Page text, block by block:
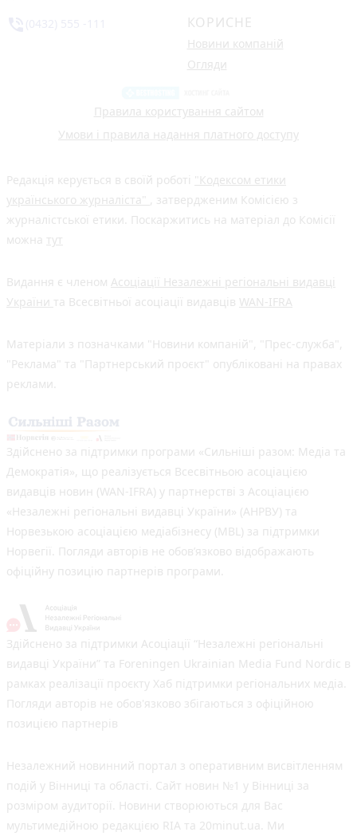
КОРИСНЕ
Новини компаній
Огляди
Правила користування сайтом
Умови і правила надання платного доступу
Редакція керується в своїй роботі "Кодексом етики
українського журналіста" , затвердженим Комісією з
журналістської етики. Поскаржитись на матеріал до Комісії
можна тут
Видання є членом Асоціації Незалежні регіональні видавці
України та Всесвітньої асоціації видавців WAN-IFRA
Матеріали з позначками "Новини компаній", "Прес-служба",
"Реклама" та "Партнерський проєкт" опубліковані на правах
реклами.
Здійснено за підтримки програми «Сильніші разом: Медіа та
Демократія», що реалізується Всесвітньою асоціацією
видавців новин (WAN-IFRA) у партнерстві з Асоціацією
«Незалежні регіональні видавці України» (АНРВУ) та
Норвезькою асоціацією медіабізнесу (MBL) за підтримки
Норвегії. Погляди авторів не обов’язково відображають
офіційну позицію партнерів програми.
Здійснено за підтримки Асоціації “Незалежні регіональні
видавці України” та Foreningen Ukrainian Media Fund Nordic в
рамках реалізації проєкту Хаб підтримки регіональних медіа.
Погляди авторів не обов'язково збігаються з офіційною
позицією партнерів
Незалежний новинний портал з оперативним висвітленням
подій у Вінниці та області. Сайт новин №1 у Вінниці за
розміром аудиторії. Новини створюються для Вас
мультимедійною редакцією RIA та 20minut.ua. Ми